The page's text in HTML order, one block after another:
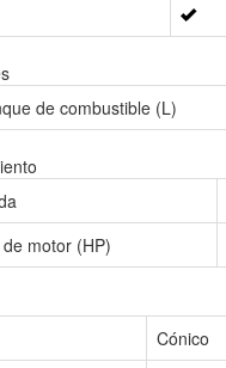
de combustible (L)
motor (HP)
Cónico